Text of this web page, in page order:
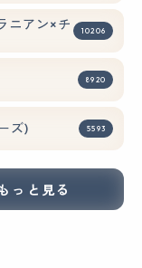
ニアン×チ 10206
8920
ズ) 5593
っと見る